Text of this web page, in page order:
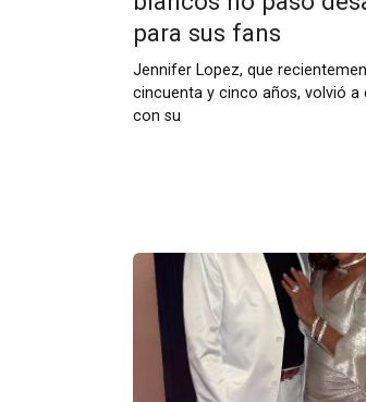
para sus fans
Jennifer Lopez, que
cincuenta y cinco años, volvió a
con su